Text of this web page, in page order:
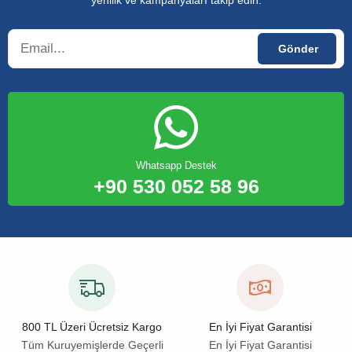
Whatsapp Destek
+90 530 052 58 96
800 TL Üzeri Ücretsiz Kargo
Tüm Kuruyemişlerde Geçerli
En İyi Fiyat Garantisi
En İyi Fiyat Garantisi